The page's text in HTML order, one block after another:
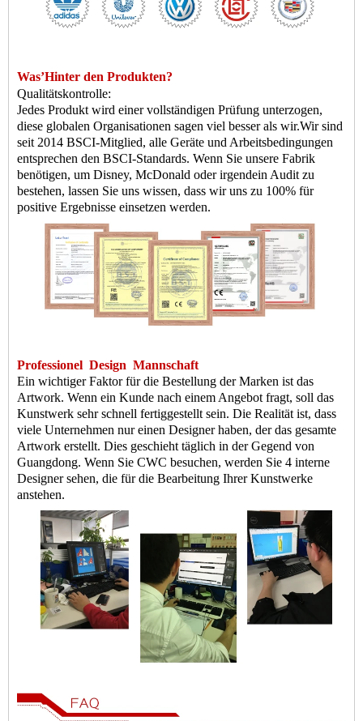
Was’Hinter den Produkten?
Qualitätskontrolle:
Jedes Produkt wird einer vollständigen Prüfung unterzogen,
diese globalen Organisationen sagen viel besser als wir.Wir sind
seit 2014 BSCI-Mitglied, alle Geräte und Arbeitsbedingungen
entsprechen den BSCI-Standards. Wenn Sie unsere Fabrik
benötigen, um Disney, McDonald oder irgendein Audit zu
bestehen, lassen Sie uns wissen, dass wir uns zu 100% für
positive Ergebnisse einsetzen werden.
Professionel Design Mannschaft
Ein wichtiger Faktor für die Bestellung der Marken ist das
Artwork. Wenn ein Kunde nach einem Angebot fragt, soll das
Kunstwerk sehr schnell fertiggestellt sein. Die Realität ist, dass
viele Unternehmen nur einen Designer haben, der das gesamte
Artwork erstellt. Dies geschieht täglich in der Gegend von
Guangdong. Wenn Sie CWC besuchen, werden Sie 4 interne
Designer sehen, die für die Bearbeitung Ihrer Kunstwerke
anstehen.